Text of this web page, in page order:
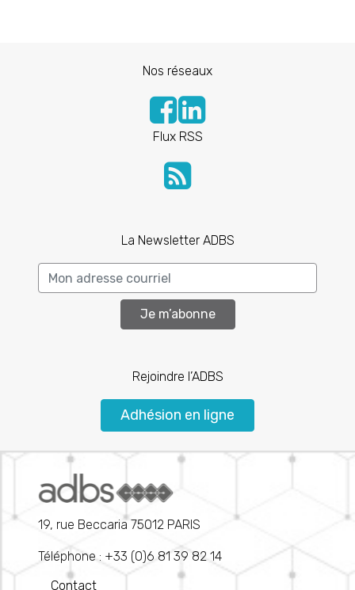
Nos réseaux
Flux RSS
La Newsletter ADBS
Je m’abonne
Rejoindre l’ADBS
Adhésion en ligne
19, rue Beccaria 75012 PARIS
Téléphone : +33 (0)6 81 39 82 14
Contact